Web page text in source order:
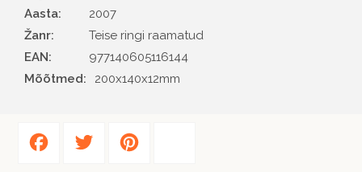
Aasta
2007
Žanr
Teise ringi raamatud
EAN
977140605116144
Mõõtmed:
200x140x12mm